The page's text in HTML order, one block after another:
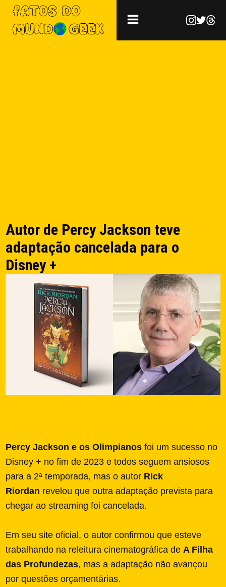
Autor de Percy Jackson teve
adaptação cancelada para o
Disney +
Percy Jackson e os Olimpianos foi um sucesso no
Disney + no fim de 2023 e todos seguem ansiosos
para a 2ª temporada, mas o autor Rick
Riordan revelou que outra adaptação prevista para
chegar ao streaming foi cancelada.
Em seu site oficial, o autor confirmou que esteve
trabalhando na releitura cinematográfica de A Filha
das Profundezas, mas a adaptação não avançou
por questões orçamentárias.